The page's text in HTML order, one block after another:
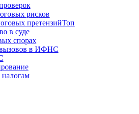
рисков
претензийТоп
в суде
спорах
в ИФНС